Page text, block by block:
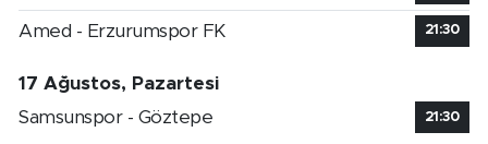
Amed - Erzurumspor FK 21:30
17 Ağustos, Pazartesi
Samsunspor - Göztepe
21:30